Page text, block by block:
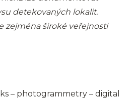
detekovaných lokalit.
zejména široké veřejnosti
– photogrammetry – digital